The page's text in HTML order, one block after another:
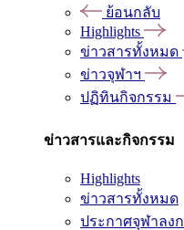
ย้อนกลับ
Highlights
ข่าวสารทั้งหมด
ข่าวจุฬาฯ
ปฏิทินกิจกรรม
ข่าวสารและกิจกรรม
Highlights
ข่าวสารทั้งหมด
ประกาศจุฬาลง